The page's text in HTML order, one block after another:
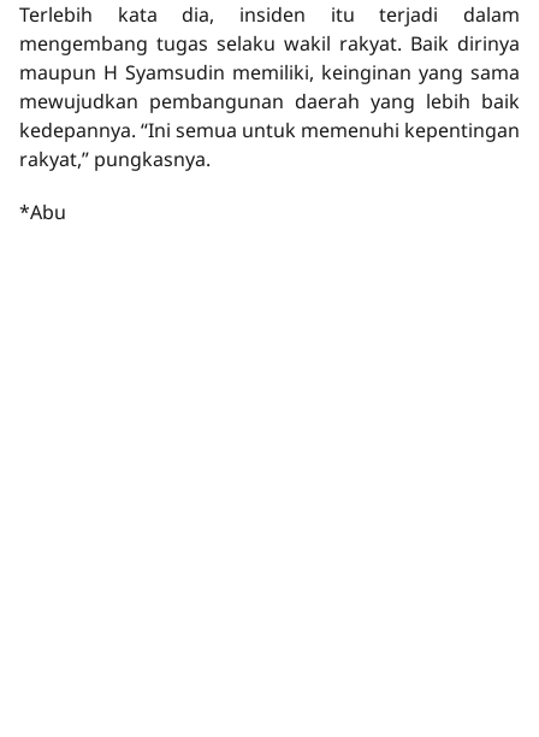
Terlebih kata dia, insiden itu terjadi dalam
mengembang tugas selaku wakil rakyat. Baik dirinya
maupun H Syamsudin memiliki, keinginan yang sama
mewujudkan pembangunan daerah yang lebih baik
kedepannya. “Ini semua untuk memenuhi kepentingan
rakyat,” pungkasnya.
*Abu